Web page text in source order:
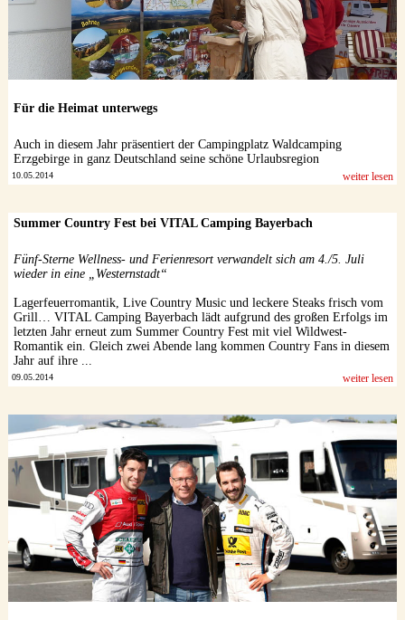
Für die Heimat unterwegs
Auch in diesem Jahr präsentiert der Campingplatz Waldcamping
Erzgebirge in ganz Deutschland seine schöne Urlaubsregion
10.05.2014 weiter lesen
Summer Country Fest bei VITAL Camping Bayerbach
Fünf-Sterne Wellness- und Ferienresort verwandelt sich am 4./5. Juli
wieder in eine „Westernstadt“
Lagerfeuerromantik, Live Country Music und leckere Steaks frisch vom
Grill… VITAL Camping Bayerbach lädt aufgrund des großen Erfolgs im
letzten Jahr erneut zum Summer Country Fest mit viel Wildwest-
Romantik ein. Gleich zwei Abende lang kommen Country Fans in diesem
Jahr auf ihre ...
09.05.2014 weiter lesen